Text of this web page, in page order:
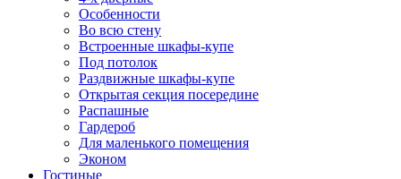
Особенности
Во всю стену
Встроенные шкафы-купе
Под потолок
Раздвижные шкафы-купе
Открытая секция посередине
Распашные
Гардероб
Для маленького помещения
Эконом
Гостиные